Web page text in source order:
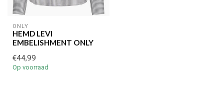
ONLY
HEMD LEVI
EMBELISHMENT ONLY
€44,99
Op voorraad